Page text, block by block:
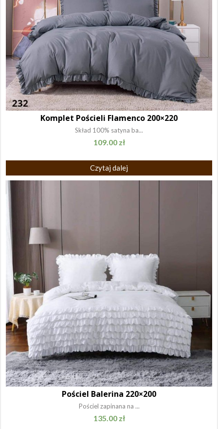
Komplet Pościeli Flamenco 200×220
Skład 100% satyna ba...
109.00 zł
Czytaj dalej
Pościel Balerina 220×200
Pościel zapinana na ...
135.00 zł